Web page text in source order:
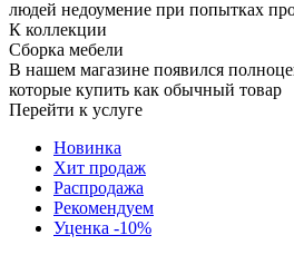
людей недоумение при попытках
К коллекции
Сборка мебели
В нашем магазине появился
которые купить как обычный товар
Перейти к услуге
Новинка
Хит продаж
Распродажа
Рекомендуем
Уценка -10%